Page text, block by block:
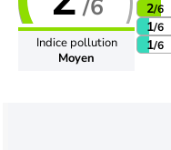
/6
Indice pollution
Moyen
2/6
1/6
1/6